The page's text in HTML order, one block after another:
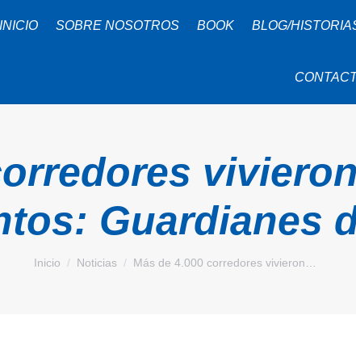
INICIO SOBRE NOSOTROS BOOK BLOG/
Guardianes
Estás aquí:
Inicio Noticias Más de 4.000 corredores vivieron…